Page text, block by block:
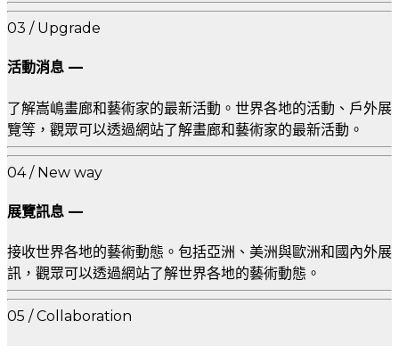
03 / Upgrade
活動消息 —
了解嵩嶋畫廊和藝術家的最新活動。世界各地的活動、戶外展
覽等，觀眾可以透過網站了解畫廊和藝術家的最新活動。
04 / New way
展覽訊息 —
接收世界各地的藝術動態。包括亞洲、美洲與歐洲和國內外展
訊，觀眾可以透過網站了解世界各地的藝術動態。
05 / Collaboration